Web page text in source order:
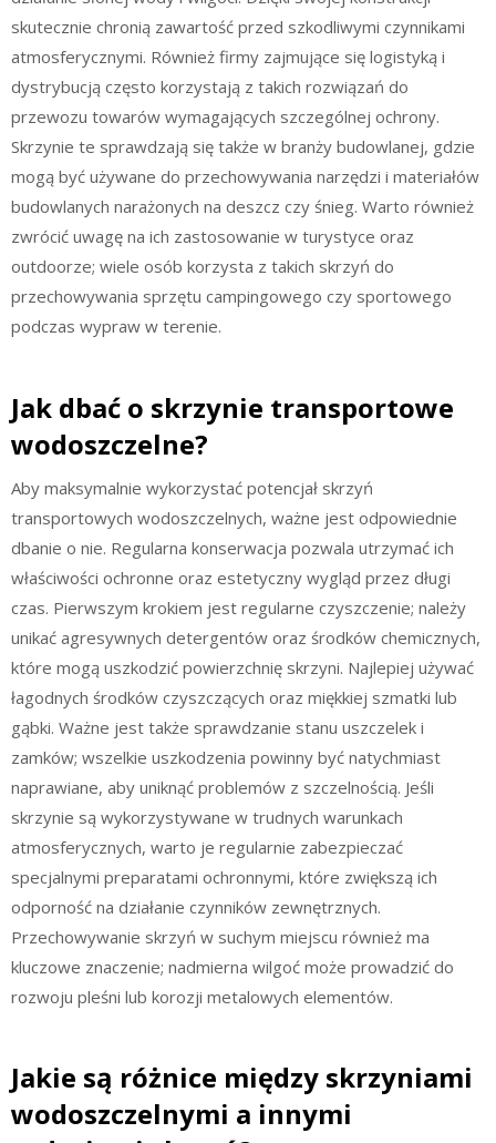
skutecznie chronią zawartość przed szkodliwymi czynnikami
atmosferycznymi. Również firmy zajmujące się logistyką i
dystrybucją często korzystają z takich rozwiązań do
przewozu towarów wymagających szczególnej ochrony.
Skrzynie te sprawdzają się także w branży budowlanej, gdzie
mogą być używane do przechowywania narzędzi i materiałów
budowlanych narażonych na deszcz czy śnieg. Warto również
zwrócić uwagę na ich zastosowanie w turystyce oraz
outdoorze; wiele osób korzysta z takich skrzyń do
przechowywania sprzętu campingowego czy sportowego
podczas wypraw w terenie.
Jak dbać o skrzynie transportowe
wodoszczelne?
Aby maksymalnie wykorzystać potencjał skrzyń
transportowych wodoszczelnych, ważne jest odpowiednie
dbanie o nie. Regularna konserwacja pozwala utrzymać ich
właściwości ochronne oraz estetyczny wygląd przez długi
czas. Pierwszym krokiem jest regularne czyszczenie; należy
unikać agresywnych detergentów oraz środków chemicznych,
które mogą uszkodzić powierzchnię skrzyni. Najlepiej używać
łagodnych środków czyszczących oraz miękkiej szmatki lub
gąbki. Ważne jest także sprawdzanie stanu uszczelek i
zamków; wszelkie uszkodzenia powinny być natychmiast
naprawiane, aby uniknąć problemów z szczelnością. Jeśli
skrzynie są wykorzystywane w trudnych warunkach
atmosferycznych, warto je regularnie zabezpieczać
specjalnymi preparatami ochronnymi, które zwiększą ich
odporność na działanie czynników zewnętrznych.
Przechowywanie skrzyń w suchym miejscu również ma
kluczowe znaczenie; nadmierna wilgoć może prowadzić do
rozwoju pleśni lub korozji metalowych elementów.
Jakie są różnice między skrzyniami
wodoszczelnymi a innymi